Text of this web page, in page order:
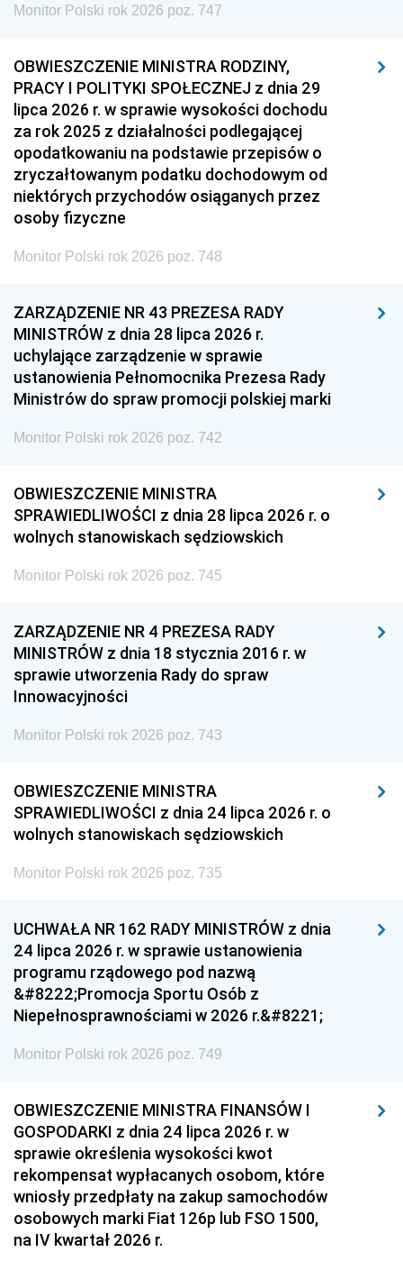
Monitor Polski rok 2026 poz. 747
OBWIESZCZENIE MINISTRA RODZINY,
PRACY I POLITYKI SPOŁECZNEJ z dnia 29
lipca 2026 r. w sprawie wysokości dochodu
za rok 2025 z działalności podlegającej
opodatkowaniu na podstawie przepisów o
zryczałtowanym podatku dochodowym od
niektórych przychodów osiąganych przez
osoby fizyczne
Monitor Polski rok 2026 poz. 748
ZARZĄDZENIE NR 43 PREZESA RADY
MINISTRÓW z dnia 28 lipca 2026 r.
uchylające zarządzenie w sprawie
ustanowienia Pełnomocnika Prezesa Rady
Ministrów do spraw promocji polskiej marki
Monitor Polski rok 2026 poz. 742
OBWIESZCZENIE MINISTRA
SPRAWIEDLIWOŚCI z dnia 28 lipca 2026 r. o
wolnych stanowiskach sędziowskich
Monitor Polski rok 2026 poz. 745
ZARZĄDZENIE NR 4 PREZESA RADY
MINISTRÓW z dnia 18 stycznia 2016 r. w
sprawie utworzenia Rady do spraw
Innowacyjności
Monitor Polski rok 2026 poz. 743
OBWIESZCZENIE MINISTRA
SPRAWIEDLIWOŚCI z dnia 24 lipca 2026 r. o
wolnych stanowiskach sędziowskich
Monitor Polski rok 2026 poz. 735
UCHWAŁA NR 162 RADY MINISTRÓW z dnia
24 lipca 2026 r. w sprawie ustanowienia
programu rządowego pod nazwą
&#8222;Promocja Sportu Osób z
Niepełnosprawnościami w 2026 r.&#8221;
Monitor Polski rok 2026 poz. 749
OBWIESZCZENIE MINISTRA FINANSÓW I
GOSPODARKI z dnia 24 lipca 2026 r. w
sprawie określenia wysokości kwot
rekompensat wypłacanych osobom, które
wniosły przedpłaty na zakup samochodów
osobowych marki Fiat 126p lub FSO 1500,
na IV kwartał 2026 r.